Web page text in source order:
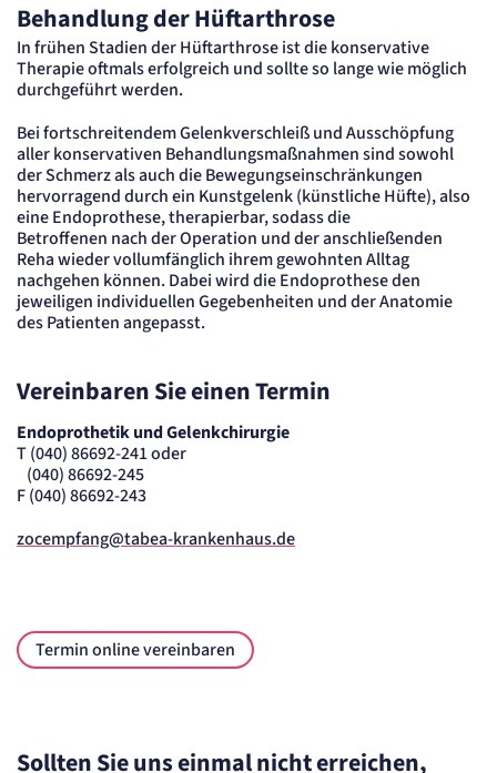
Behandlung der Hüftarthrose
In frühen Stadien der Hüftarthrose ist die konservative
Therapie oftmals erfolgreich und sollte so lange wie möglich
durchgeführt werden.
Bei fortschreitendem Gelenkverschleiß und Ausschöpfung
aller konservativen Behandlungsmaßnahmen sind sowohl
der Schmerz als auch die Bewegungseinschränkungen
hervorragend durch ein Kunstgelenk (künstliche Hüfte), also
eine Endoprothese, therapierbar, sodass die
Betroffenen nach der Operation und der anschließenden
Reha wieder vollumfänglich ihrem gewohnten Alltag
nachgehen können. Dabei wird die Endoprothese den
jeweiligen individuellen Gegebenheiten und der Anatomie
des Patienten angepasst.
Vereinbaren Sie einen Termin
Endoprothetik und Gelenkchirurgie
T (040) 86692-241 oder
(040) 86692-245
F (040) 86692-243
zocempfang@tabea-krankenhaus.de
Termin online vereinbaren
Sollten Sie uns einmal nicht erreichen,
Dient der Identifizierung eines Anwenders und der besseren Bedienerführung.
Cookie Laufzeit:
Session
Sitzungs-Cookie
Name:
PHPSESSID
Anbieter:
Artemed SE
Zweck:
Behält die Zustände des Benutzers bei allen Seitenanfragen bei.
Cookie Laufzeit:
Session
Einverständnis-Cookie
cookie_consent
Artemed SE
Zweck:
Speichert den Zustimmungsstatus des Benutzers für Cookies auf der aktuellen
Domäne.
anonym. Diese Informationen helfen uns
zu verstehen, wie unsere Besucher unsere